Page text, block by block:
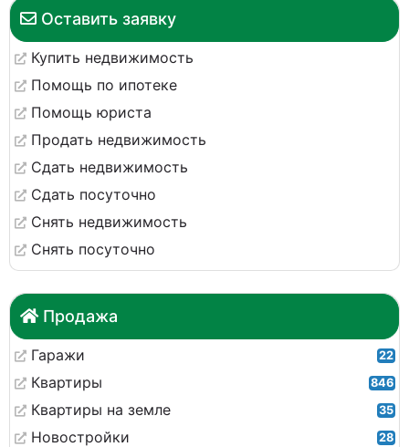
Оставить заявку
Купить недвижимость
Помощь по ипотеке
Помощь юриста
Продать недвижимость
Сдать недвижимость
Сдать посуточно
Снять недвижимость
Снять посуточно
Продажа
Гаражи 22
Квартиры 846
Квартиры на земле 35
Новостройки 28